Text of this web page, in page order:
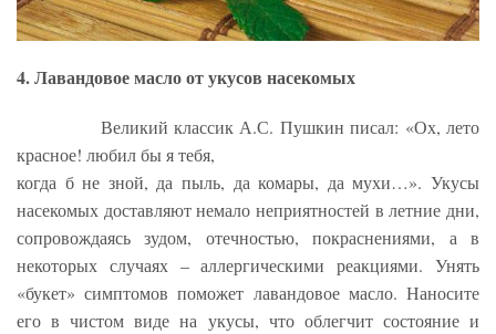
4. Лавандовое масло от укусов насекомых
Великий классик А.С. Пушкин писал: «Ох, лето
красное! любил бы я тебя,
когда б не зной, да пыль, да комары, да мухи…». Укусы
насекомых доставляют немало неприятностей в летние дни,
сопровождаясь зудом, отечностью, покраснениями, а в
некоторых случаях – аллергическими реакциями. Унять
«букет» симптомов поможет лавандовое масло. Наносите
его в чистом виде на укусы, что облегчит состояние и